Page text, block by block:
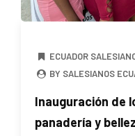
ECUADOR
BY SALESIANOS
Inauguración de
panadería y